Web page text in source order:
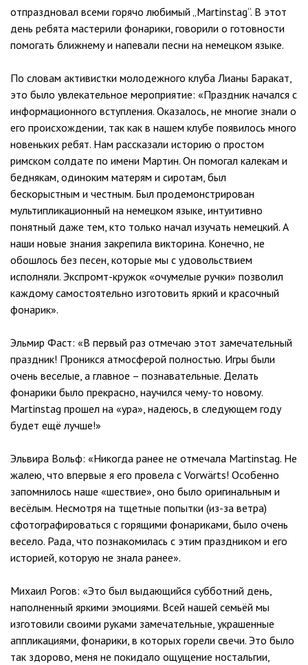
отпраздновал всеми горячо любимый „Martinstag“. В этот
день ребята мастерили фонарики, говорили о готовности
помогать ближнему и напевали песни на немецком языке.
По словам активистки молодежного клуба Лианы Баракат,
это было увлекательное мероприятие: «Праздник начался с
информационного вступления. Оказалось, не многие знали о
его происхождении, так как в нашем клубе появилось много
новеньких ребят. Нам рассказали историю о простом
римском солдате по имени Мартин. Он помогал калекам и
беднякам, одиноким матерям и сиротам, был
бескорыстным и честным. Был продемонстрирован
мультипликационный на немецком языке, интуитивно
понятный даже тем, кто только начал изучать немецкий. А
наши новые знания закрепила викторина. Конечно, не
обошлось без песен, которые мы с удовольствием
исполняли. Экспромт-кружок «очумелые ручки» позволил
каждому самостоятельно изготовить яркий и красочный
фонарик».
Эльмир Фаст: «В первый раз отмечаю этот замечательный
праздник! Проникся атмосферой полностью. Игры были
очень веселые, а главное – познавательные. Делать
фонарики было прекрасно, научился чему-то новому.
Martinstag прошел на «ура», надеюсь, в следующем году
будет ещё лучше!»
Эльвира Вольф: «Никогда ранее не отмечала Martinstag. Не
жалею, что впервые я его провела с Vorwärts! Особенно
запомнилось наше «шествие», оно было оригинальным и
весёлым. Несмотря на тщетные попытки (из-за ветра)
сфотографироваться с горящими фонариками, было очень
весело. Рада, что познакомилась с этим праздником и его
историей, которую не знала ранее».
Михаил Рогов: «Это был выдающийся субботний день,
наполненный яркими эмоциями. Всей нашей семьёй мы
изготовили своими руками замечательные, украшенные
аппликациями, фонарики, в которых горели свечи. Это было
так здорово, меня не покидало ощущение ностальгии,